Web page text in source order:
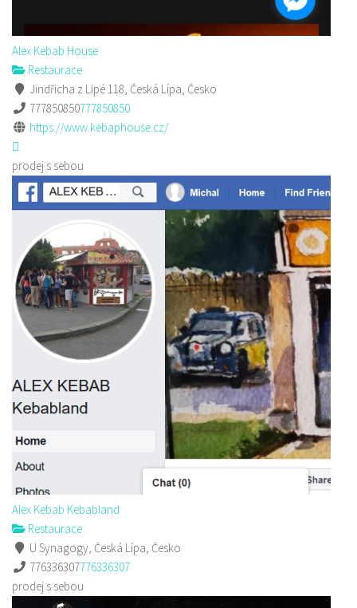
Alex Kebab House
Restaurace
Jindřicha z Lipé 118, Česká Lípa, Česko
777850850777850850
https://www.kebaphouse.cz/
prodej s sebou
Alex Kebab Kebabland
Restaurace
U Synagogy, Česká Lípa, Česko
776336307776336307
prodej s sebou